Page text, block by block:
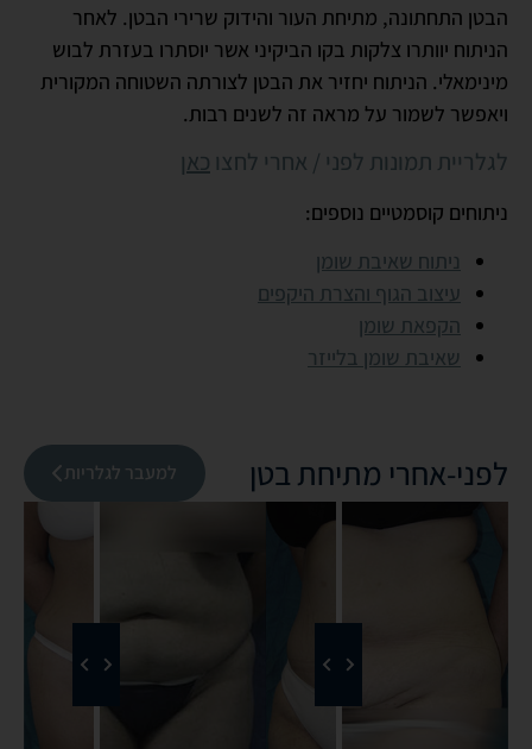
הבטן התחתונה, מתיחת העור והידוק שרירי הבטן. לאחר
הניתוח יוותרו צלקות בקו הביקיני אשר יוסתרו בעזרת לבוש
מינימאלי. הניתוח יחזיר את הבטן לצורתה השטוחה המקורית
ויאפשר לשמור על מראה זה לשנים רבות.
לגלריית תמונות לפני / אחרי לחצו כאן
ניתוחים קוסמטיים נוספים:
ניתוח שאיבת שומן
עיצוב הגוף והצרת היקפים
הקפאת שומן
שאיבת שומן בלייזר
לפני-אחרי מתיחת בטן למעבר לגלריות